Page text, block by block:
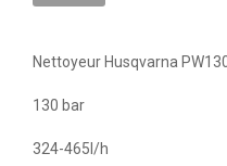
Nettoyeur Husqvarna
130 bar
324-465l/h